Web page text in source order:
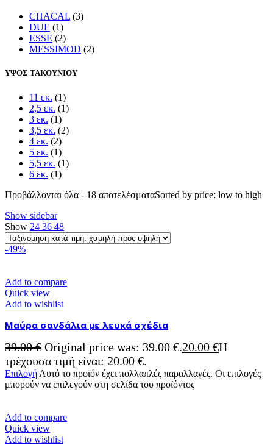
CHACAL (3)
DUE (1)
ESSE (2)
MESSIMOD (2)
ΥΨΟΣ ΤΑΚΟΥΝΙΟΥ
11 εκ. (1)
2,5 εκ. (1)
3 εκ. (1)
3,5 εκ. (2)
4 εκ. (2)
5 εκ. (1)
5,5 εκ. (1)
6 εκ. (1)
Προβάλλονται όλα - 18 αποτελέσματαSorted by price: low to high
Show sidebar
Show 24 36 48
-49%
Add to compare
Quick view
Add to wishlist
Μαύρα σανδάλια με λευκά σχέδια
39.00€ Original price was: 39.00 €.20.00 €Η
τρέχουσα τιμή είναι: 20.00 €.
Επιλογή Αυτό το προϊόν έχει πολλαπλές παραλλαγές. Οι επιλογές
μπορούν να επιλεγούν στη σελίδα του προϊόντος
Add to compare
Quick view
Add to wishlist